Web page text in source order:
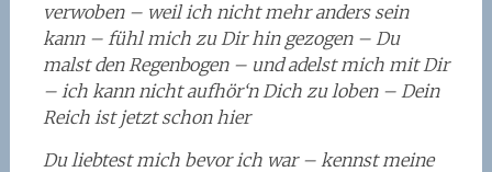
verwoben – weil ich nicht mehr anders sein
kann – fühl mich zu Dir hin gezogen – Du
malst den Regenbogen – und adelst mich mit Dir
– ich kann nicht aufhör‘n Dich zu loben – Dein
Reich ist jetzt schon hier
Du liebtest mich bevor ich war – kennst meine